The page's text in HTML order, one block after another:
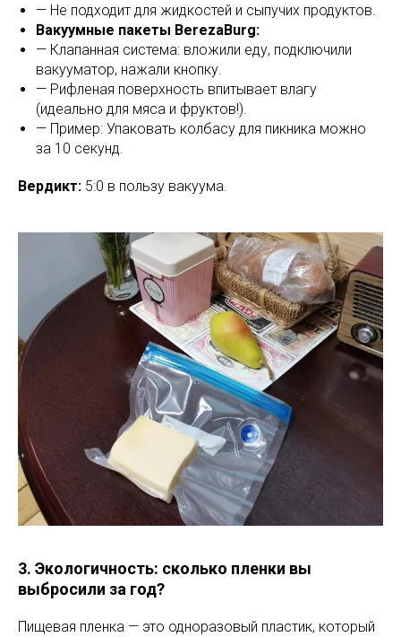
— Не подходит для жидкостей и сыпучих продуктов.
Вакуумные пакеты BerezaBurg:
— Клапанная система: вложили еду, подключили
вакууматор, нажали кнопку.
— Рифленая поверхность впитывает влагу
(идеально для мяса и фруктов!).
— Пример: Упаковать колбасу для пикника можно
за 10 секунд.
Вердикт: 5:0 в пользу вакуума.
3. Экологичность: сколько пленки вы
выбросили за год?
Пищевая пленка — это одноразовый пластик, который